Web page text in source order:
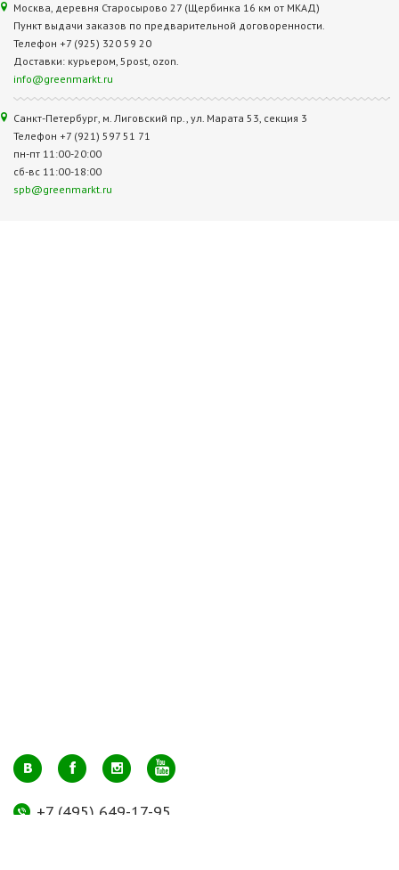
Москва, деревня Старосырово 27 (Щербинка 16 км от МКАД)
Пункт выдачи заказов по предварительной договоренности.
Телефон +7 (925) 320 59 20
Доставки: курьером, 5post, ozon.
info@greenmarkt.ru
Санкт-Петербург, м. Лиговский пр., ул. Марата 53, секция 3
Телефон +7 (921) 597 51 71
пн-пт 11:00-20:00
сб-вс 11:00-18:00
spb@greenmarkt.ru
+7 (495) 649-17-95